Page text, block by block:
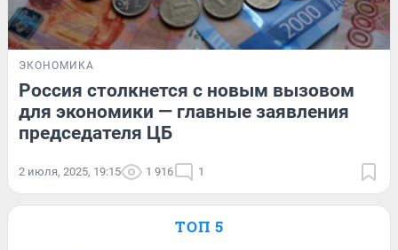
ЭКОНОМИКА
Россия столкнется с новым вызовом
для экономики — главные заявления
председателя ЦБ
2 июля, 2025, 19:15 1 916 1
ТОП 5